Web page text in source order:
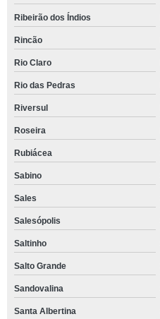
Ribeirão dos Índios
Rincão
Rio Claro
Rio das Pedras
Riversul
Roseira
Rubiácea
Sabino
Sales
Salesópolis
Saltinho
Salto Grande
Sandovalina
Santa Albertina